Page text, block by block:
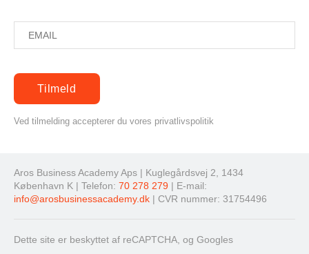
Ved tilmelding accepterer du vores privatlivspolitik
Aros Business Academy Aps | Kuglegårdsvej 2, 1434
København K | Telefon: 70 278 279 | E-mail:
info@arosbusinessacademy.dk | CVR nummer: 31754496
Dette site er beskyttet af reCAPTCHA, og Googles